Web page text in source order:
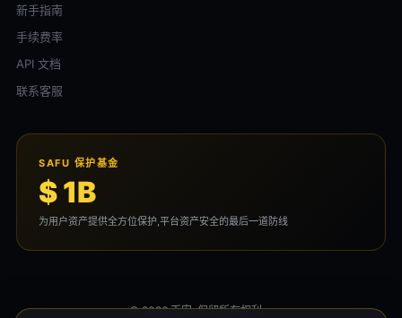
新手指南
手续费率
API 文档
联系客服
SAFU 保护基金
$ 1B
为用户资产提供全方位保护,平台资产安全的最后一道防线
© 2026 币安. 保留所有权利。